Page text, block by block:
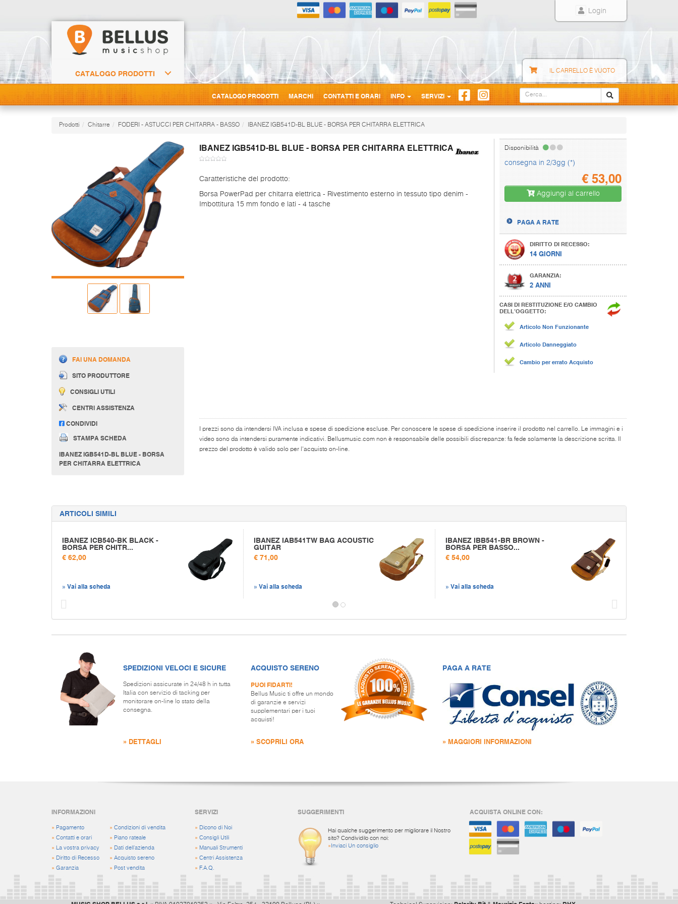
Login
CATALOGO PRODOTTI IL CARRELLO È VUOTO
CATALOGO PRODOTTI MARCHI CONTATTI E ORARI INFO SERVIZI
Prodotti Chitarre FODERI - ASTUCCI PER CHITARRA - BASSO IBANEZ IGB541D-BL BLUE - BORSA PER CHITARRA ELETTRICA
IBANEZ IGB541D-BL BLUE - BORSA PER CHITARRA ELETTRICA
FAI UNA DOMANDA
SITO PRODUTTORE
CONSIGLI UTILI
CENTRI ASSISTENZA
CONDIVIDI
STAMPA SCHEDA
IBANEZ IGB541D-BL BLUE - BORSA
PER CHITARRA ELETTRICA
Caratteristiche del prodotto:
Borsa PowerPad per chitarra elettrica - Rivestimento esterno in tessuto tipo denim -
Imbottitura 15 mm fondo e lati - 4 tasche
Disponibilità
consegna in 2/3gg (*)
€53,00
Aggiungi al carrello
PAGA A RATE
DIRITTO DI RECESSO:
14 GIORNI
GARANZIA:
2 ANNI
CASI DI RESTITUZIONE E/O CAMBIO
DELL’OGGETTO:
Articolo Non Funzionante
Articolo Danneggiato
Cambio per errato Acquisto
I prezzi sono da intendersi IVA inclusa e spese di spedizione escluse. Per conoscere le spese di spedizione inserire il prodotto nel carrello. Le immagini e i
video sono da intendersi puramente indicativi. Bellusmusic.com non è responsabile delle possibili discrepanze: fa fede solamente la descrizione scritta. Il
prezzo del prodotto è valido solo per l'acquisto on-line.
ARTICOLI SIMILI
IBANEZ ICB540-BK BLACK -
BORSA PER CHITR...
€ 62,00
» Vai alla scheda
IBANEZ IAB541TW BAG ACOUSTIC
GUITAR
€ 71,00
» Vai alla scheda
IBANEZ IBB541-BR BROWN -
BORSA PER BASSO...
€ 54,00
» Vai alla scheda
SPEDIZIONI VELOCI E SICURE
Spedizioni assicurate in 24/48 h in tutta
Italia con servizio di tacking per
monitorare on-line lo stato della
consegna.
» DETTAGLI
ACQUISTO SERENO
PUOI FIDARTI!
Bellus Music ti offre un mondo
di garanzie e servizi
supplementari per i tuoi
acquisti!
» SCOPRILI ORA
PAGA A RATE
» MAGGIORI INFORMAZIONI
INFORMAZIONI
» Pagamento
» Contatti e orari
» La vostra privacy
» Diritto di Recesso
» Garanzia
» Condizioni di vendita
» Piano rateale
» Dati dell'azienda
» Acquisto sereno
» Post vendita
SERVIZI
» Dicono di Noi
»Consigli Utili
» Manuali Strumenti
»Centri Assistenza
» F.A.Q.
SUGGERIMENTI
Hai qualche suggerimento per migliorare il Nostro
sito? Condividilo con noi:
» Inviaci Un consiglio
ACQUISTA ONLINE CON: